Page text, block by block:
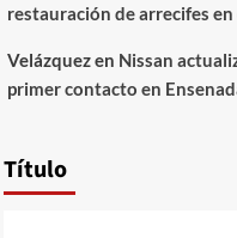
restauración de arrecifes
Velázquezen Nissan
primer contacto en
Título